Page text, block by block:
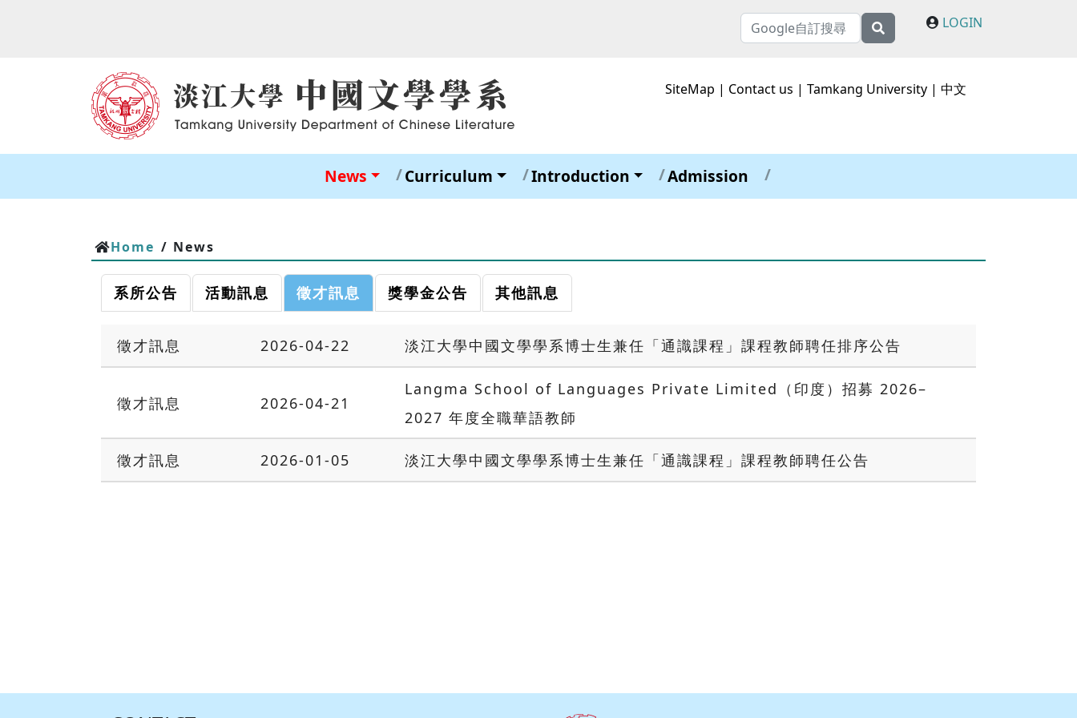
LOGIN
SiteMap | Contact us | Tamkang University | 中文
News Curriculum Introduction Admission
Home / News
系所公告 活動訊息 徵才訊息 獎學金公告 其他訊息
徵才訊息 2026-04-22 淡江大學中國文學學系博士生兼任「通識課程」課程教師聘任排序公告
徵才訊息 2026-04-21
Langma School of Languages Private Limited（印度）招募 2026–
2027 年度全職華語教師
徵才訊息 2026-01-05 淡江大學中國文學學系博士生兼任「通識課程」課程教師聘任公告